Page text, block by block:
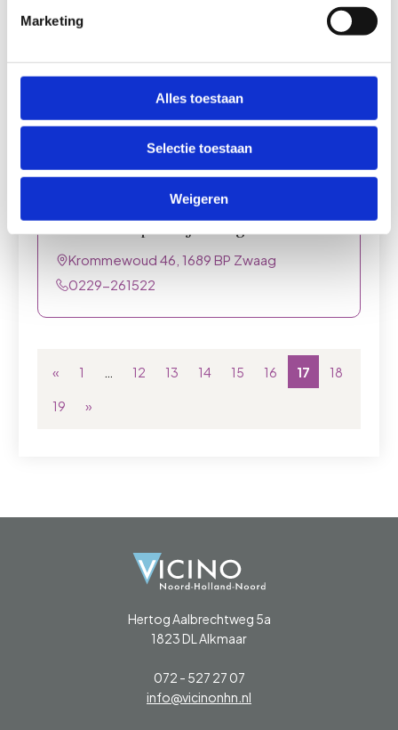
Marketing
Alles toestaan
Selectie toestaan
Weigeren
Huisartsenpraktijk Bangert en
Oosterpolder
Jacobsstaf 52b, 1689 AG Zwaag
0229-228041
Krommewoud 46, 1689 BP Zwaag
0229-261522
« 1 12 13 14 15 16 17 18
19 »
Hertog Aalbrechtweg 5a
1823 DL Alkmaar
072 - 527 27 07
info@vicinonhn.nl